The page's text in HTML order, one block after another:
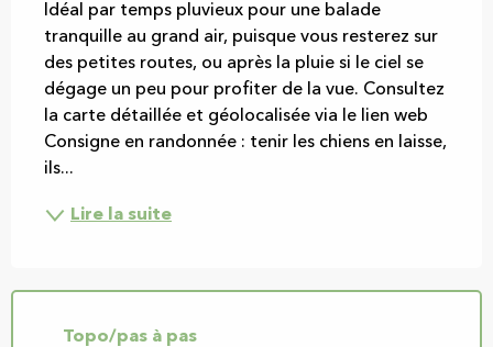
Idéal par temps pluvieux pour une balade
tranquille au grand air, puisque vous resterez sur
des petites routes, ou après la pluie si le ciel se
dégage un peu pour profiter de la vue. Consultez
la carte détaillée et géolocalisée via le lien web
Consigne en randonnée : tenir les chiens en laisse,
ils...
Lire la suite
Topo/pas à pas